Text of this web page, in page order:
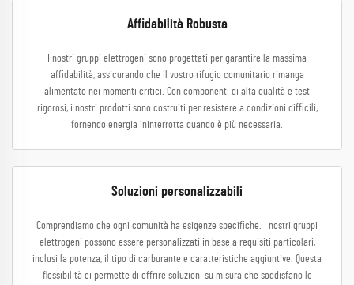
Affidabilità Robusta
I nostri gruppi elettrogeni sono progettati per garantire la massima
affidabilità, assicurando che il vostro rifugio comunitario rimanga
alimentato nei momenti critici. Con componenti di alta qualità e test
rigorosi, i nostri prodotti sono costruiti per resistere a condizioni difficili,
fornendo energia ininterrotta quando è più necessaria.
Soluzioni personalizzabili
Comprendiamo che ogni comunità ha esigenze specifiche. I nostri gruppi
elettrogeni possono essere personalizzati in base a requisiti particolari,
inclusi la potenza, il tipo di carburante e caratteristiche aggiuntive. Questa
flessibilità ci permette di offrire soluzioni su misura che soddisfano le